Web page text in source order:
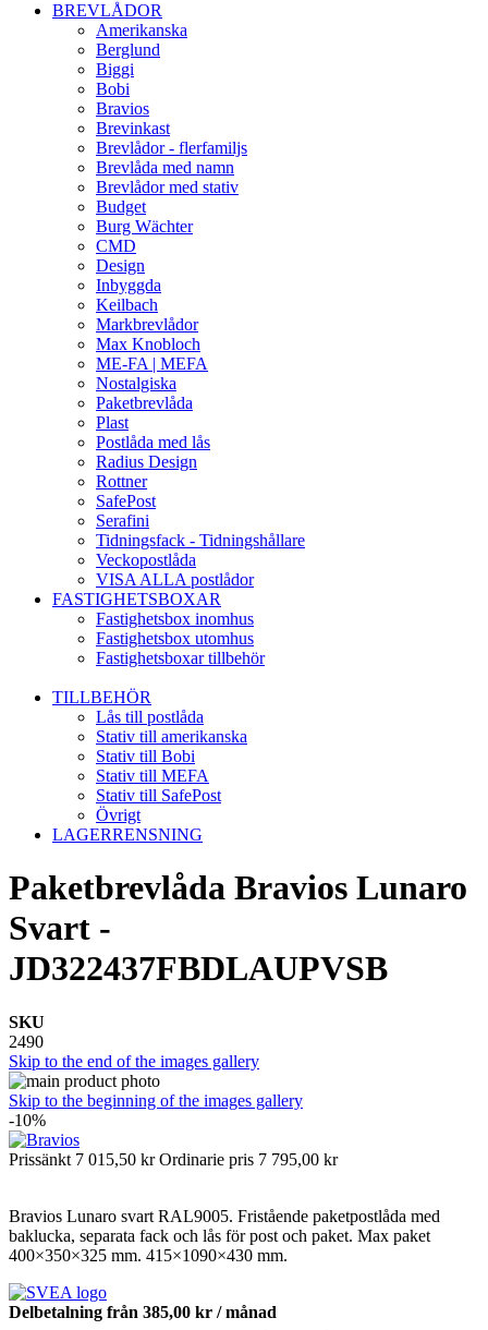
BREVLÅDOR
Amerikanska
Berglund
Biggi
Bobi
Bravios
Brevinkast
Brevlådor - flerfamiljs
Brevlåda med namn
Brevlådor med stativ
Budget
Burg Wächter
CMD
Design
Inbyggda
Keilbach
Markbrevlådor
Max Knobloch
ME-FA | MEFA
Nostalgiska
Paketbrevlåda
Plast
Postlåda med lås
Radius Design
Rottner
SafePost
Serafini
Tidningsfack - Tidningshållare
Veckopostlåda
VISA ALLA postlådor
FASTIGHETSBOXAR
Fastighetsbox inomhus
Fastighetsbox utomhus
Fastighetsboxar tillbehör
TILLBEHÖR
Lås till postlåda
Stativ till amerikanska
Stativ till Bobi
Stativ till MEFA
Stativ till SafePost
Övrigt
LAGERRENSNING
Paketbrevlåda Bravios Lunaro
Svart -
JD322437FBDLAUPVSB
SKU
2490
Skip to the end of the images gallery
Skip to the beginning of the images gallery
-10%
Prissänkt 7 015,50 kr Ordinarie pris 7 795,00 kr
Bravios Lunaro svart RAL9005. Fristående paketpostlåda med
baklucka, separata fack och lås för post och paket. Max paket
400×350×325 mm. 415×1090×430 mm.
Delbetalning från 385,00 kr / månad